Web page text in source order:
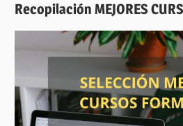
Recopilación MEJORES